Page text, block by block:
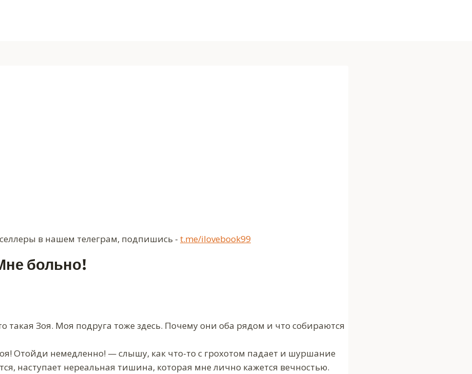
в нашем телеграм, подпишись - t.me/ilovebook99
больно!
такая Зоя. Моя подруга тоже здесь. Почему они оба рядом и что собираются
Отойди немедленно! — слышу, как что-то с грохотом падает и шуршание
наступает нереальная тишина, которая мне лично кажется вечностью.